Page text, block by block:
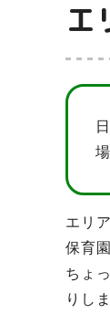
エ
エリ
保育
ちょ
りし